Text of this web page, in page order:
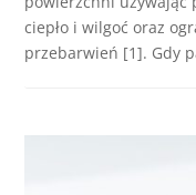
ciepło i wilgoć oraz
przebarwień [1]. Gdy